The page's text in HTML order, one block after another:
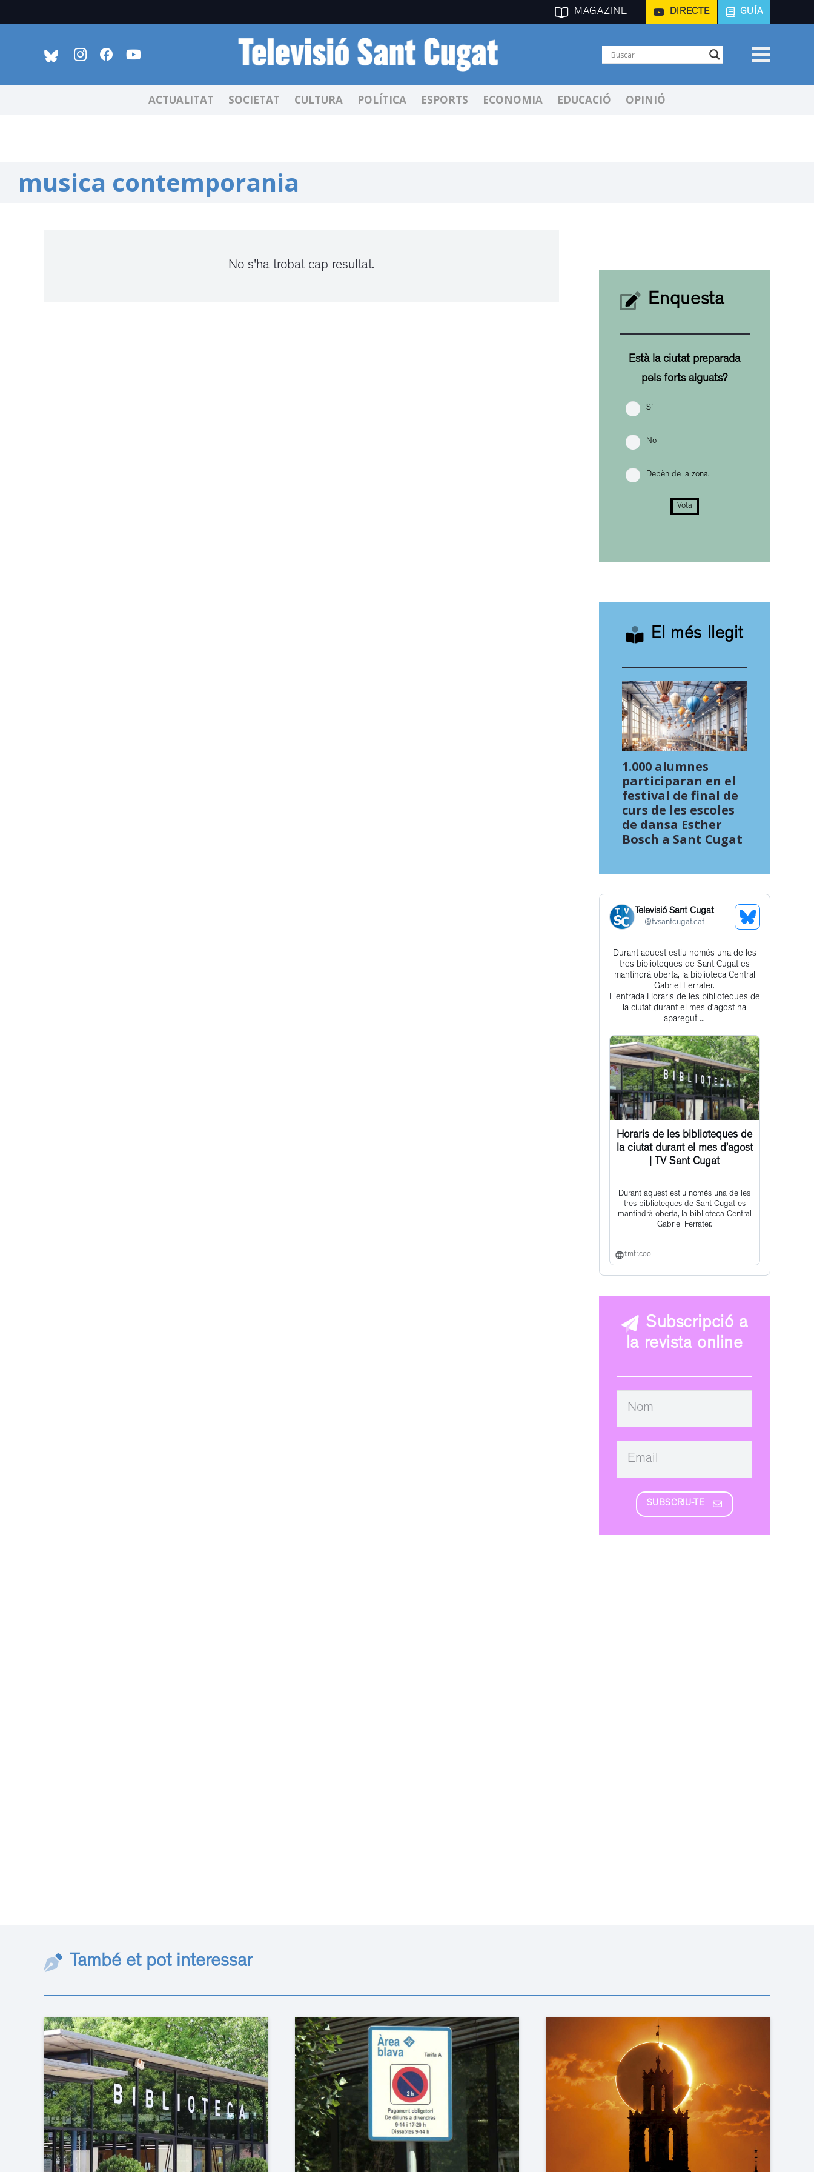
MAGAZINE DIRECTE GUÍA
ACTUALITAT SOCIETAT CULTURA POLÍTICA ESPORTS ECONOMIA EDUCACIÓ OPINIÓ
musica contemporania
No s'ha trobat cap resultat.
Enquesta
Està la ciutat preparada
pels forts aiguats?
Sí
No
Depèn de la zona.
Vota
El més llegit
1.000 alumnes
participaran en el
festival de final de
curs de les escoles
de dansa Esther
Bosch a Sant Cugat
Televisió Sant Cugat
@tvsantcugat.cat
See
Profile
Get
to
this
post
Durant aquest estiu només una de les
tres biblioteques de Sant Cugat es
mantindrà oberta, la biblioteca Central
Gabriel Ferrater.
L'entrada Horaris de les biblioteques de
la ciutat durant el mes d’agost ha
aparegut ...
Horaris de les biblioteques de
la ciutat durant el mes d’agost
| TV Sant Cugat
Durant aquest estiu només una de les
tres biblioteques de Sant Cugat es
mantindrà oberta, la biblioteca Central
Gabriel Ferrater.
f.mtr.cool
Subscripció a
la revista online
SUBSCRIU-TE
També et pot interessar